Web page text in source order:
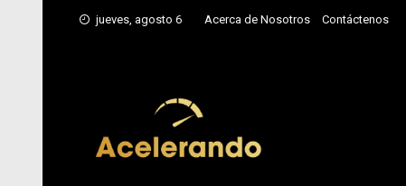
jueves, agosto 6 Acerca de Nosotros Contáctenos